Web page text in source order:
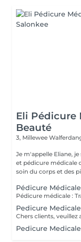
Eli Pédicure
Beauté
3, Millewee
Je m'appelle Eliane,
et pédicure médicale
soin du corps et des
Pédicure Médicale
Pedicure
Pedicure